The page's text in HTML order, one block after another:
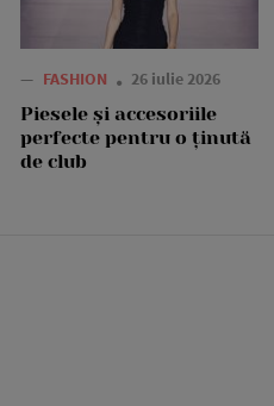
— FASHION 26 iulie 2026
Piesele și accesoriile
perfecte pentru o ținută
de club